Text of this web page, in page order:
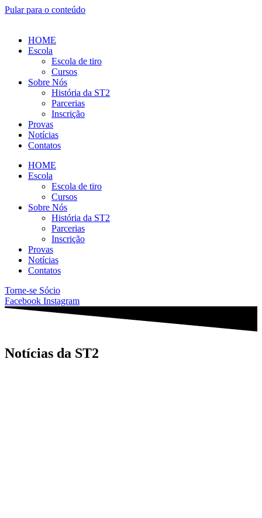
Pular para o conteúdo
HOME
Escola
Escola de tiro
Cursos
Sobre Nós
História da ST2
Parcerias
Inscrição
Provas
Notícias
Contatos
HOME
Escola
Escola de tiro
Cursos
Sobre Nós
História da ST2
Parcerias
Inscrição
Provas
Notícias
Contatos
Torne-se Sócio
Facebook Instagram
Notícias da ST2